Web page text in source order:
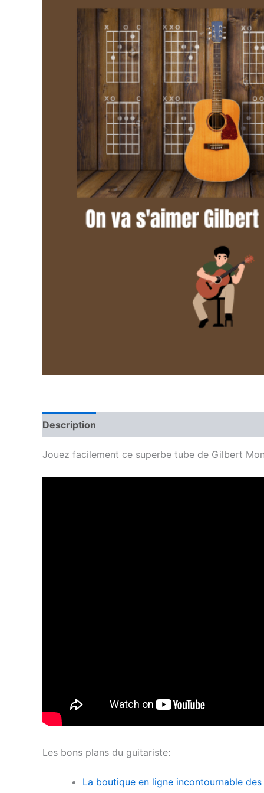
Description
Jouez facilement ce superbe tube de Gilbert
Les bons plans du guitariste:
La boutique en ligne incontournable des